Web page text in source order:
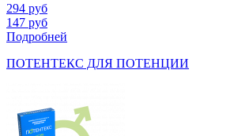
294 руб
147 руб
Подробней
ПОТЕНТЕКС ДЛЯ ПОТЕНЦИИ